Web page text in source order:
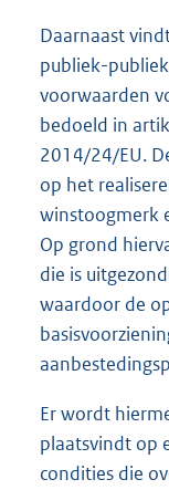
Daarnaast
publiek-
voorwaarden
bedoeld in
2014/24/EU.
op het
winstoogmerk
Op grond
die is
waardoor de
Er wordt
plaatsvindt op
condities die